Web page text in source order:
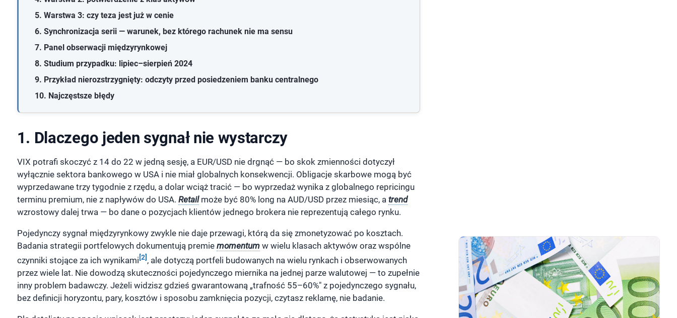
5. Warstwa 3: czy teza jest już w cenie
6. Synchronizacja serii — warunek, bez którego rachunek nie ma sensu
7. Panel obserwacji międzyrynkowej
8. Studium przypadku: lipiec–sierpień 2024
9. Przykład nierozstrzygnięty: odczyty przed posiedzeniem banku centralnego
10. Najczęstsze błędy
1. Dlaczego jeden sygnał nie wystarczy
VIX potrafi skoczyć z 14 do 22 w jedną sesję, a EUR/USD nie drgnąć — bo skok zmienności dotyczył
wyłącznie sektora bankowego w USA i nie miał globalnych konsekwencji. Obligacje skarbowe mogą być
wyprzedawane trzy tygodnie z rzędu, a dolar wciąż tracić — bo wyprzedaż wynika z globalnego repricingu
terminu premium, nie z napływów do USA. Retailmoże być 80% long na AUD/USD przez miesiąc, a trend
wzrostowy dalej trwa — bo dane o pozycjach klientów jednego brokera nie reprezentują całego rynku.
Pojedynczy sygnał międzyrynkowy zwykle nie daje przewagi, którą da się zmonetyzować po kosztach.
Badania strategii portfelowych dokumentują premie momentumw wielu klasach aktywów oraz wspólne
czynniki stojące za ich wynikami[2] , ale dotyczą portfeli budowanych na wielu rynkach i obserwowanych
przez wiele lat. Nie dowodzą skuteczności pojedynczego miernika na jednej parze walutowej — to zupełnie
inny problem badawczy. Jeżeli widzisz gdzieś gwarantowaną „trafność 55–60%" z pojedynczego sygnału,
bez definicji horyzontu, pary, kosztów i sposobu zamknięcia pozycji, czytasz reklamę, nie badanie.